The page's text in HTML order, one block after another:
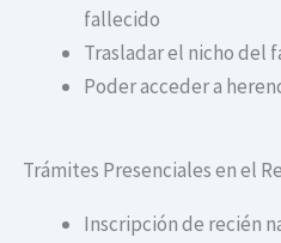
fallecido
Trasladar el nicho del
Poder acceder a
Trámites Presenciales en el
Inscripción de recién